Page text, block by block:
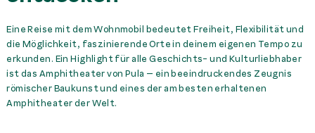
Eine Reise mit dem Wohnmobil bedeutet Freiheit, Flexibilität und
die Möglichkeit, faszinierende Orte in deinem eigenen Tempo zu
erkunden. Ein Highlight für alle Geschichts- und Kulturliebhaber
ist das Amphitheater von Pula – ein beeindruckendes Zeugnis
römischer Baukunst und eines der am besten erhaltenen
Amphitheater der Welt.